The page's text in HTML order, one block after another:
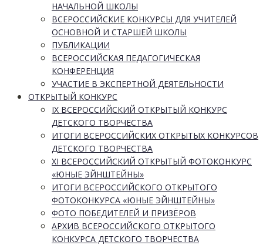
НАЧАЛЬНОЙ ШКОЛЫ
ВСЕРОССИЙСКИЕ КОНКУРСЫ ДЛЯ УЧИТЕЛЕЙ
ОСНОВНОЙ И СТАРШЕЙ ШКОЛЫ
ПУБЛИКАЦИИ
ВСЕРОССИЙСКАЯ ПЕДАГОГИЧЕСКАЯ
КОНФЕРЕНЦИЯ
УЧАСТИЕ В ЭКСПЕРТНОЙ ДЕЯТЕЛЬНОСТИ
ОТКРЫТЫЙ КОНКУРС
IX ВСЕРОССИЙСКИЙ ОТКРЫТЫЙ КОНКУРС
ДЕТСКОГО ТВОРЧЕСТВА
ИТОГИ ВСЕРОССИЙСКИХ ОТКРЫТЫХ КОНКУРСОВ
ДЕТСКОГО ТВОРЧЕСТВА
XI ВСЕРОССИЙСКИЙ ОТКРЫТЫЙ ФОТОКОНКУРС
«ЮНЫЕ ЭЙНШТЕЙНЫ»
ИТОГИ ВСЕРОССИЙСКОГО ОТКРЫТОГО
ФОТОКОНКУРСА «ЮНЫЕ ЭЙНШТЕЙНЫ»
ФОТО ПОБЕДИТЕЛЕЙ И ПРИЗЁРОВ
АРХИВ ВСЕРОССИЙСКОГО ОТКРЫТОГО
КОНКУРСА ДЕТСКОГО ТВОРЧЕСТВА